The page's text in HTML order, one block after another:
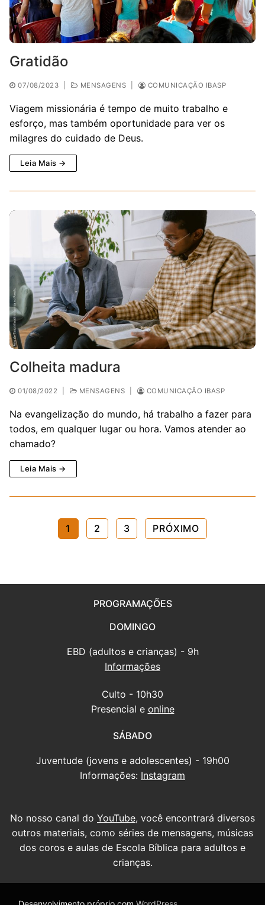
Gratidão
07/08/2023 MENSAGENS COMUNICAÇÃO IBASP
Viagem missionária é tempo de muito trabalho e
esforço, mas também oportunidade para ver os
milagres do cuidado de Deus.
Leia Mais →
Colheita madura
01/08/2022 MENSAGENS COMUNICAÇÃO IBASP
Na evangelização do mundo, há trabalho a fazer para
todos, em qualquer lugar ou hora. Vamos atender ao
chamado?
Leia Mais →
Paginação
1 2 3 PRÓXIMO
PROGRAMAÇÕES
DOMINGO
EBD (adultos e crianças) - 9h
Informações
Culto - 10h30
Presencial e online
SÁBADO
Juventude (jovens e adolescentes) - 19h00
Informações: Instagram
No nosso canal do YouTube, você encontrará diversos
outros materiais, como séries de mensagens, músicas
dos coros e aulas de Escola Bíblica para adultos e
crianças.